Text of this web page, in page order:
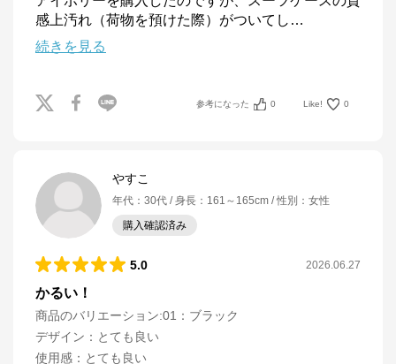
感上汚れ（荷物を預けた際）がついてし …
続きを見る
参考になった 0 Like! 0
やすこ
年代 ： 30代 身長 ： 161～165cm 性別 ： 女性
購入確認済み
5.0 2026.06.27
かるい！
商品のバリエーション:01：ブラック
デザイン ： とても良い
使用感 ： とても良い